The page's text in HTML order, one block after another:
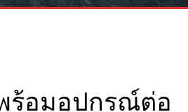
ร้อมอุปกรณ์ต่อ